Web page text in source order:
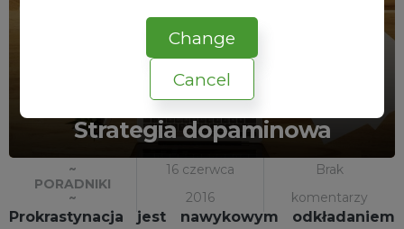
Change
Cancel
Jak zwalczać prokrastynację?
Strategia dopaminowa
~
PORADNIKI
~
16 czerwca
2016
Brak
komentarzy
Prokrastynacja jest nawykowym odkładaniem